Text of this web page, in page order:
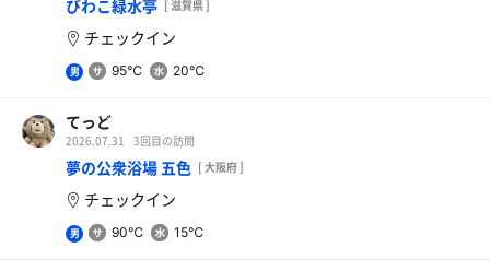
びわこ緑水亭 [ 滋賀県 ]
チェックイン
男 95℃ 20℃
てっど
2026.07.31 3回目の訪問
夢の公衆浴場 五色 [ 大阪府 ]
チェックイン
男 90℃ 15℃